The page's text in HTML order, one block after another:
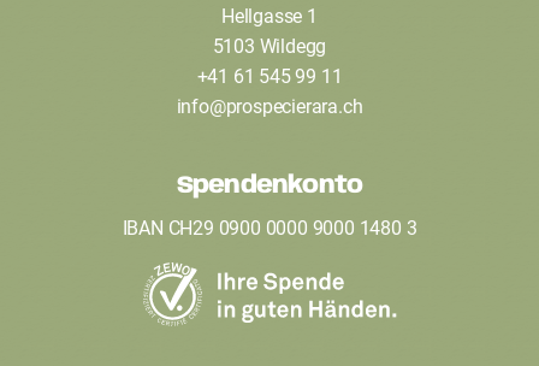
Hellgasse 1
5103 Wildegg
+41 61 545 99 11
info@prospecierara.ch
Spendenkonto
IBAN CH29 0900 0000 9000 1480 3